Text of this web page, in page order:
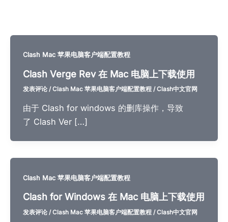
Clash Mac 苹果电脑客户端配置教程
Clash Verge Rev 在 Mac 电脑上下载使用
发表评论 /Clash Mac 苹果电脑客户端配置教程/Clash中文官网
由于 Clash for windows 的删库操作，导致
了 Clash Ver […]
Clash Mac 苹果电脑客户端配置教程
Clash for Windows 在 Mac 电脑上下载使用
发表评论 /Clash Mac 苹果电脑客户端配置教程/Clash中文官网